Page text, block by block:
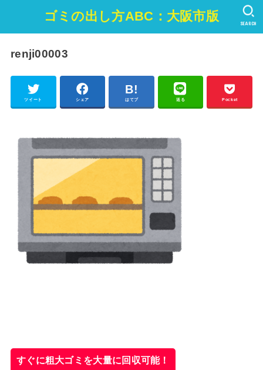
ゴミの出し方ABC：大阪市版 SEARCH
renji00003
ツイート シェア はてブ 送る Pocket
すぐに粗大ゴミを大量に回収可能！